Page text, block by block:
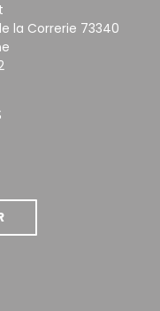
la Correrie 73340
((opens in a new
((opens in a new